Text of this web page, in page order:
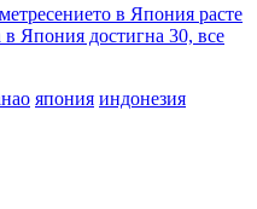
в Япония расте
в Япония достигна 30, все
япония индонезия